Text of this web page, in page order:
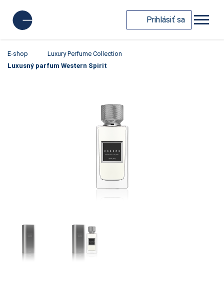
Prihlásiť sa
E-shop
Luxury Perfume Collection
Luxusný parfum Western Spirit